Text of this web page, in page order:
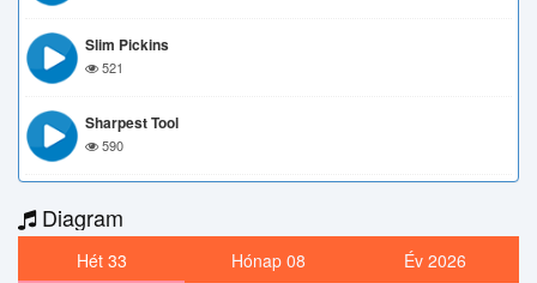
Slim Pickins
521
Sharpest Tool
590
Diagram
Hét 33 Hónap 08 Év 2026